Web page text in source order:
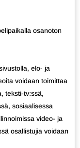
osanoton
elo- ja
voidaan toimittaa
teksti-tv:ssä,
sosiaalisessa
video- ja
osallistujia voidaan